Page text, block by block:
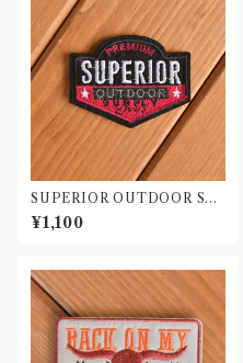
SUPERIOR OUTDOOR SU
PLY 刺繍ワッペン Patch
¥1,100